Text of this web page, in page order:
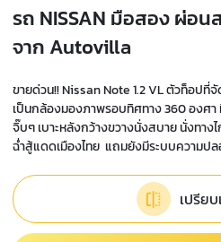
รถ NISSAN มือสอง ผ่อ
จาก Autovilla
ขายด่วน!! Nissan Note 1.2 VL ตัวท็อปที่
เป็นกล้องมองภาพรอบทิศทาง 360 องศา
จิ๊บๆ เบาะหลังกว้างขวางนั่งสบาย นั่งทาง
ฉ่ำสู้แดดเมืองไทย แถมยังมีระบบความป
เปรีย